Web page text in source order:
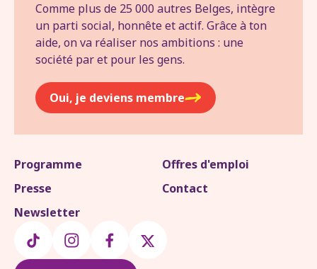
Comme plus de 25 000 autres Belges, intègre
un parti social, honnête et actif. Grâce à ton
aide, on va réaliser nos ambitions : une
société par et pour les gens.
Oui, je deviens membre
Programme
Offres d'emploi
Presse
Contact
Newsletter